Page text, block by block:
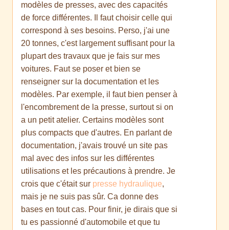
modèles de presses, avec des capacités
de force différentes. Il faut choisir celle qui
correspond à ses besoins. Perso, j'ai une
20 tonnes, c'est largement suffisant pour la
plupart des travaux que je fais sur mes
voitures. Faut se poser et bien se
renseigner sur la documentation et les
modèles. Par exemple, il faut bien penser à
l'encombrement de la presse, surtout si on
a un petit atelier. Certains modèles sont
plus compacts que d'autres. En parlant de
documentation, j'avais trouvé un site pas
mal avec des infos sur les différentes
utilisations et les précautions à prendre. Je
crois que c'était sur presse hydraulique,
mais je ne suis pas sûr. Ca donne des
bases en tout cas. Pour finir, je dirais que si
tu es passionné d'automobile et que tu